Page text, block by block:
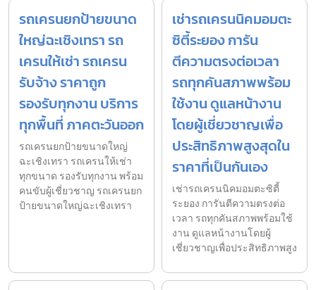
รถเครนยกป้ายขนาด
ใหญ่ฉะเชิงเทรา รถ
เครนให้เช่า รถเครน
รับจ้าง ราคาถูก
รองรับทุกงาน บริการ
ทุกพื้นที่ ภาคตะวันออก
รถเครนยกป้ายขนาดใหญ่
ฉะเชิงเทรา รถเครนให้เช่า
ทุกขนาด รองรับทุกงาน พร้อม
คนขับผู้เชี่ยวชาญ รถเครนยก
ป้ายขนาดใหญ่ฉะเชิงเทรา
เช่ารถเครนนิคมอมตะ
ซิตี้ระยอง การัน
ตีความตรงต่อเวลา
รถทุกคันสภาพพร้อม
ใช้งาน ดูแลหน้างาน
โดยผู้เชี่ยวชาญเพื่อ
ประสิทธิภาพสูงสุดใน
ราคาที่เป็นกันเอง
เช่ารถเครนนิคมอมตะซิตี้
ระยอง การันตีความตรงต่อ
เวลา รถทุกคันสภาพพร้อมใช้
งาน ดูแลหน้างานโดยผู้
เชี่ยวชาญเพื่อประสิทธิภาพสูง